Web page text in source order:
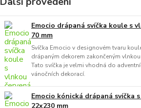
Emocio drápaná svíčka koule s
70 mm
Svíčka Emocio v designovém tvaru
drápaným dekorem zakončeným vlnkou
Tato svíčka je velmi vhodná do
vánočních dekorací.
Emocio kónická drápaná svíčka
22x230 mm